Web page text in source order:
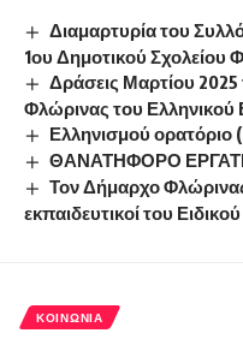
Διαμαρτυρία του
1ου Δημοτικού Σχολείου
Δράσεις Μαρτίου
Φλώρινας του
Ελληνισμού ορατόριο
ΘΑΝΑΤΗΦΟΡΟ
Τον Δήμαρχο
εκπαιδευτικοί του
ΚΟΙΝΩΝΊΑ